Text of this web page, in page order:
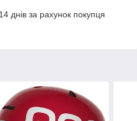
днів за рахунок покупця